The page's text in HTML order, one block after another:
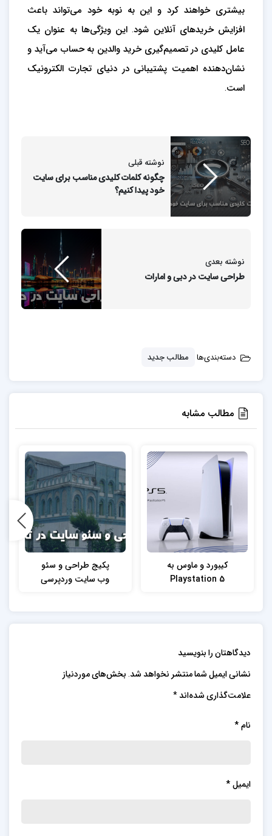
بیشتری خواهند کرد و این به نوبه خود می‌تواند باعث
افزایش خریدهای آنلاین شود. این ویژگی‌ها به عنوان یک
عامل کلیدی در تصمیم‌گیری خرید والدین به حساب می‌آید و
نشان‌دهنده اهمیت پشتیبانی در دنیای تجارت الکترونیک
است.
نوشته قبلی
چگونه کلمات کلیدی مناسب برای سایت
خود پیدا کنیم؟
نوشته بعدی
طراحی سایت در دبی و امارات
دسته‌بندی‌ها مطالب جدید
مطالب مشابه
کیبورد و ماوس به
Playstation 5
پکیج طراحی و سئو
وب سایت وردپرسی
دیدگاهتان را بنویسید
نشانی ایمیل شما منتشر نخواهد شد. بخش‌های موردنیاز
علامت‌گذاری شده‌اند*
نام*
ایمیل*